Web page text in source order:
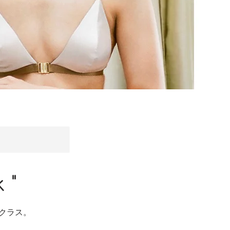
"
ス。